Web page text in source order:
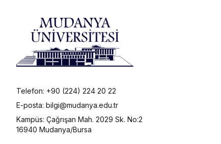
Telefon: +90 (224) 224 20 22
E-posta: bilgi@mudanya.edu.tr
Kampüs: Çağrışan Mah. 2029 Sk. No:2
16940 Mudanya/Bursa